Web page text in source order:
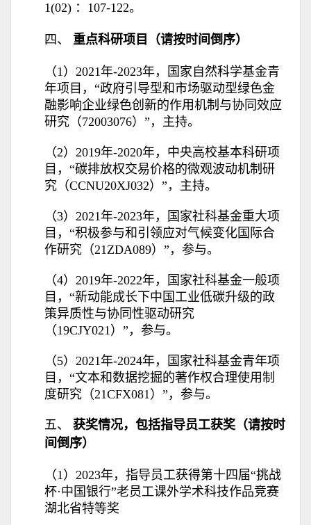
1(02) ：107-122。
四、 重点科研项目（请按时间倒序）
（1）2021年-2023年，国家自然科学基金青
年项目，“政府引导型和市场驱动型绿色金
融影响企业绿色创新的作用机制与协同效应
研究（72003076）”，主持。
（2）2019年-2020年，中央高校基本科研项
目，“碳排放权交易价格的微观波动机制研
究（CCNU20XJ032）”，主持。
（3）2021年-2023年，国家社科基金重大项
目，“积极参与和引领应对气候变化国际合
作研究（21ZDA089）”，参与。
（4）2019年-2022年，国家社科基金一般项
目，“新动能成长下中国工业低碳升级的政
策异质性与协同性驱动研究
（19CJY021）”，参与。
（5）2021年-2024年，国家社科基金青年项
目，“文本和数据挖掘的著作权合理使用制
度研究（21CFX081）”，参与。
五、 获奖情况，包括指导员工获奖（请按时
间倒序）
（1）2023年，指导员工获得第十四届“挑战
杯·中国银行”老员工课外学术科技作品竞赛
湖北省特等奖